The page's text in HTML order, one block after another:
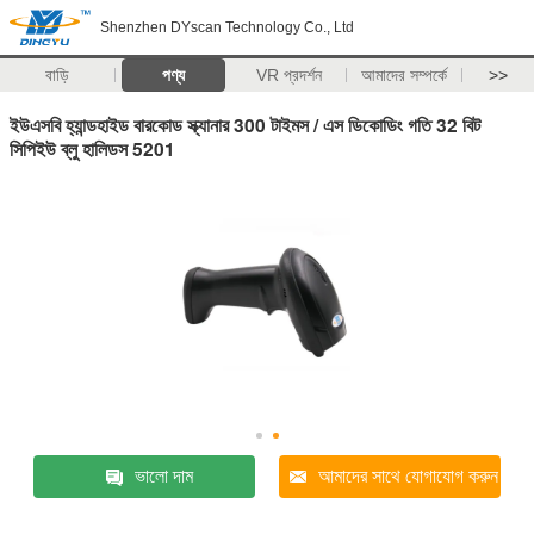
Shenzhen DYscan Technology Co., Ltd
বাড়ি পণ্য VR প্রদর্শন আমাদের সম্পর্কে >>
ইউএসবি হ্যান্ডহাইড বারকোড স্ক্যানার 300 টাইমস / এস ডিকোডিং গতি 32 বিট
সিপিইউ ব্লু হালিডস 5201
ভালো দাম আমাদের সাথে যোগাযোগ করুন